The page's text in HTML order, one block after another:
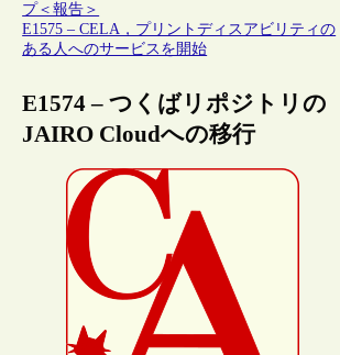
プ＜報告＞
E1575 – CELA，プリントディスアビリティの
ある人へのサービスを開始
E1574 – つくばリポジトリの
JAIRO Cloudへの移行